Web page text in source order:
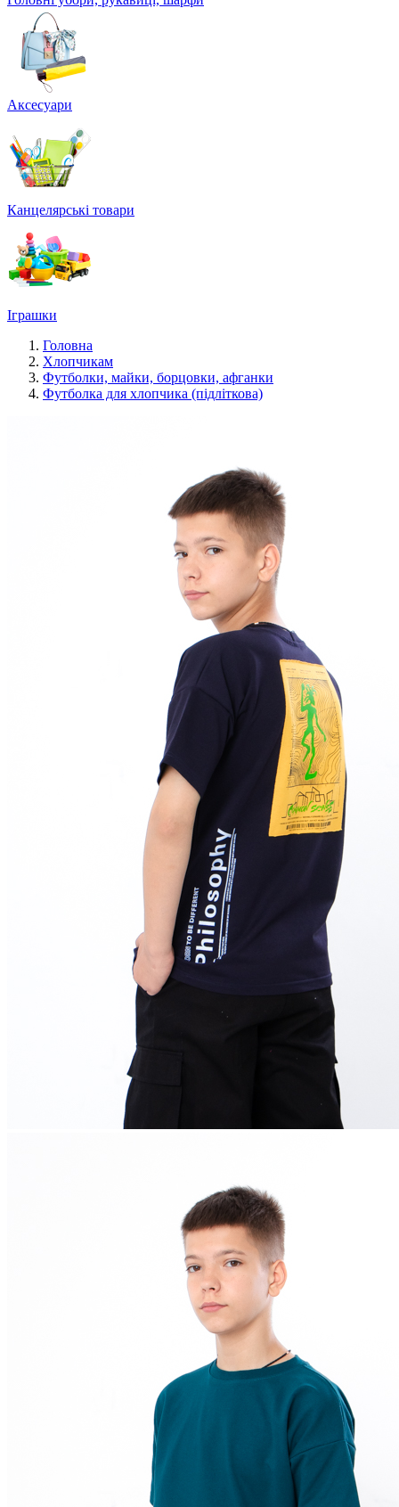
Аксесуари
Канцелярські товари
Іграшки
Головна
Хлопчикам
Футболки, майки, борцовки, афганки
Футболка для хлопчика (підліткова)